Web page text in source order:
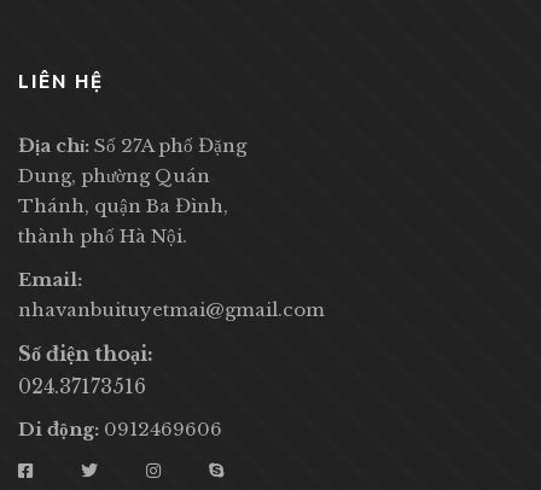
LIÊN HỆ
Địa chỉ: Số 27A phố Đặng
Dung, phường Quán
Thánh, quận Ba Đình,
thành phố Hà Nội.
Email:
nhavanbuituyetmai@gmail.com
Số điện thoại:
024.37173516
Di động: 0912469606